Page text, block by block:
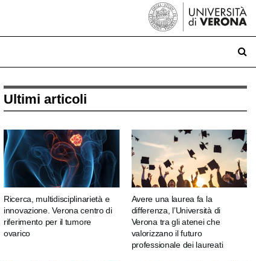
Ultimi articoli
Ricerca, multidisciplinarietà e
innovazione. Verona centro di
riferimento per il tumore
ovarico
Avere una laurea fa la
differenza, l’Università di
Verona tra gli atenei che
valorizzano il futuro
professionale dei laureati